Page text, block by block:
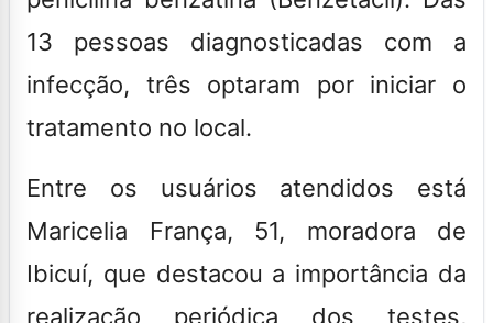
13 pessoas diagnosticadas com a
infecção, três optaram por iniciar o
tratamento no local.
Entre os usuários atendidos está
Maricelia França, 51, moradora de
Ibicuí, que destacou a importância da
realização periódica dos testes,